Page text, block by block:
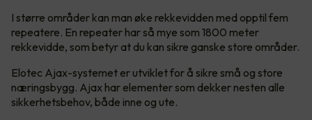
I større områder kan man øke rekkevidden med opptil fem
repeatere. En repeater har så mye som 1800 meter
rekkevidde, som betyr at du kan sikre ganske store områder.
Elotec Ajax-systemet er utviklet for å sikre små og store
næringsbygg. Ajax har elementer som dekker nesten alle
sikkerhetsbehov, både inne og ute.